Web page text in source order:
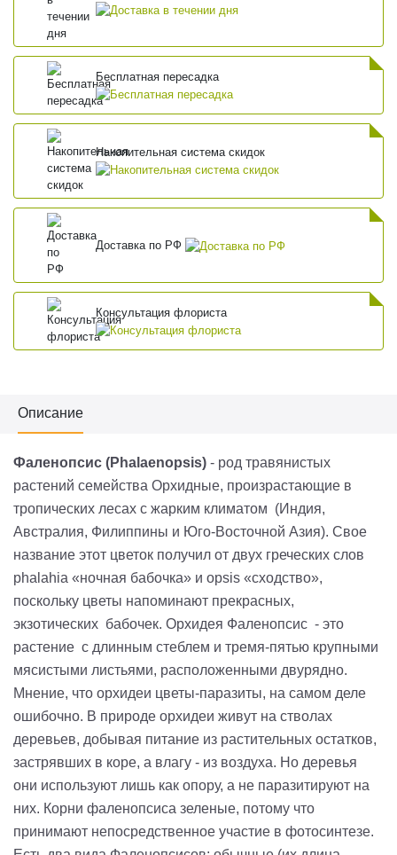
Бесплатная пересадка
Накопительная система скидок
Доставка по РФ
Консультация флориста
Описание
Фаленопсис (Phalaenopsis) - род травянистых
растений семейства Орхидные, произрастающие в
тропических лесах с жарким климатом (Индия,
Австралия, Филиппины и Юго-Восточной Азия). Свое
название этот цветок получил от двух греческих слов
phalahia «ночная бабочка» и opsis «сходство»,
поскольку цветы напоминают прекрасных,
экзотических бабочек. Орхидея Фаленопсис - это
растение с длинным стеблем и тремя-пятью крупными
мясистыми листьями, расположенными двурядно.
Мнение, что орхидеи цветы-паразиты, на самом деле
ошибочно. В природе орхидеи живут на стволах
деревьев, добывая питание из растительных остатков,
застрявших в коре, а влагу - из воздуха. Но деревья
они используют лишь как опору, а не паразитируют на
них. Корни фаленопсиса зеленые, потому что
принимают непосредственное участие в фотосинтезе.